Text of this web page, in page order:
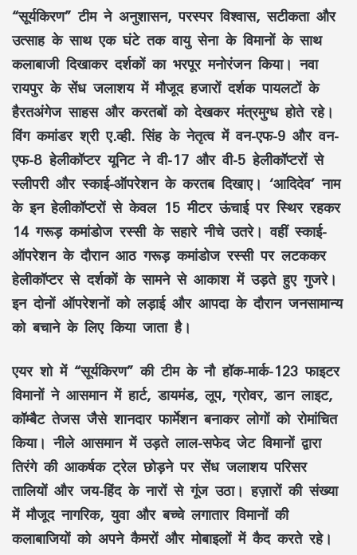
“सूर्यकिरण” टीम ने अनुशासन, परस्पर विश्वास, सटीकता और
उत्साह के साथ एक घंटे तक वायु सेना के विमानों के साथ
कलाबाजी दिखाकर दर्शकों का भरपूर मनोरंजन किया। नवा
रायपुर के सेंध जलाशय में मौजूद हजारों दर्शक पायलटों के
हैरतअंगेज साहस और करतबों को देखकर मंत्रमुग्ध होते रहे।
विंग कमांडर श्री ए.व्ही. सिंह के नेतृत्व में वन-एफ-9 और वन-
एफ-8 हेलीकॉप्टर यूनिट ने वी-17 और वी-5 हेलीकॉप्टरों से
स्लीपरी और स्काई-ऑपरेशन के करतब दिखाए। ‘आदिदेव’ नाम
के इन हेलीकॉप्टरों से केवल 15 मीटर ऊंचाई पर स्थिर रहकर
14 गरूड़ कमांडोज रस्सी के सहारे नीचे उतरे। वहीं स्काई-
ऑपरेशन के दौरान आठ गरूड़ कमांडोज रस्सी पर लटककर
हेलीकॉप्टर से दर्शकों के सामने से आकाश में उड़ते हुए गुजरे।
इन दोनों ऑपरेशनों को लड़ाई और आपदा के दौरान जनसामान्य
को बचाने के लिए किया जाता है।
एयर शो में “सूर्यकिरण” की टीम के नौ हॉक-मार्क-123 फाइटर
विमानों ने आसमान में हार्ट, डायमंड, लूप, ग्रोवर, डान लाइट,
कॉम्बैट तेजस जैसे शानदार फार्मेशन बनाकर लोगों को रोमांचित
किया। नीले आसमान में उड़ते लाल-सफेद जेट विमानों द्वारा
तिरंगे की आकर्षक ट्रेल छोड़ने पर सेंध जलाशय परिसर
तालियों और जय-हिंद के नारों से गूंज उठा। हज़ारों की संख्या
में मौजूद नागरिक, युवा और बच्चे लगातार विमानों की
कलाबाजियों को अपने कैमरों और मोबाइलों में कैद करते रहे।